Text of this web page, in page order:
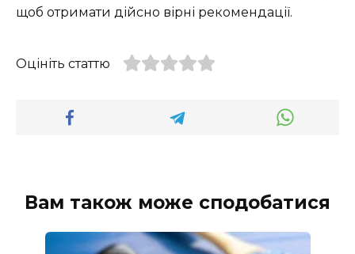
щоб отримати дійсно вірні рекомендації.
Оцініть статтю
Вам також може сподобатися